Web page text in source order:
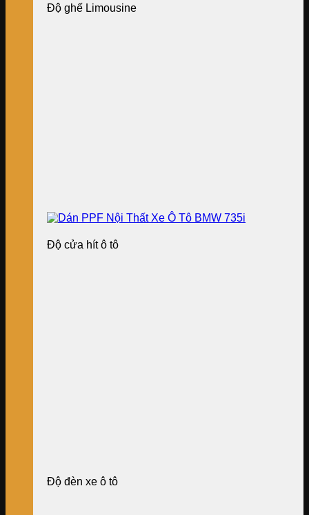
Độ ghế Limousine
Độ cửa hít ô tô
Độ đèn xe ô tô